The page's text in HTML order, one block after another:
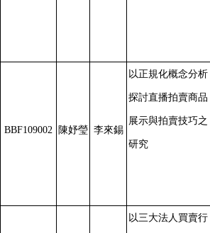
BBF109002 陳妤瑩 李來錫
以正規化概念分析
探討直播拍賣商品
展示與拍賣技巧之
研究
以三大法人買賣行